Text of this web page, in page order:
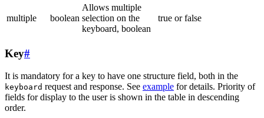
multiple boolean
Allows multiple
selection on the
keyboard, boolean
true or false
Key#
It is mandatory for a key to have one structure field, both in the
keyboard request and response. See example for details. Priority of
fields for display to the user is shown in the table in descending
order.